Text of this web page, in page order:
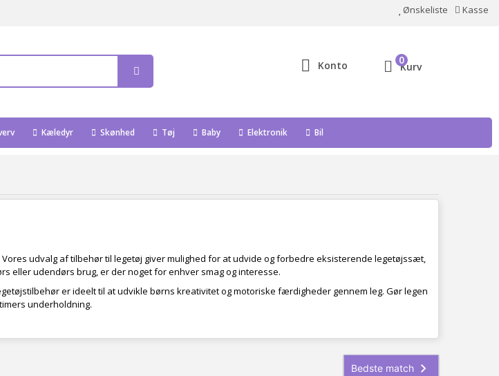
Ønskeliste Kasse
Konto Kurv
0
Kæledyr Skønhed Tøj Baby Elektronik Bil
udvalg af tilbehør til legetøj giver mulighed for at udvide og forbedre eksisterende legetøjssæt,
eller udendørs brug, er der noget for enhver smag og interesse.
er ideelt til at udvikle børns kreativitet og motoriske færdigheder gennem leg. Gør legen
underholdning.